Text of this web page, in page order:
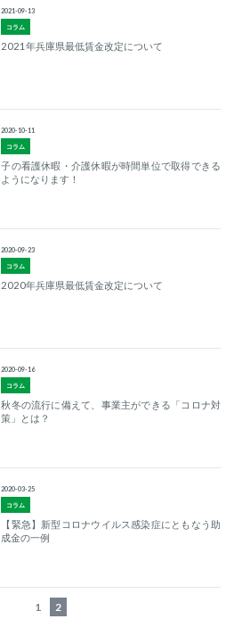
コラム
2021-09-13
2021年兵庫県最低賃金改定について
コラム
2020-10-11
子の看護休暇・介護休暇が時間単位で取得できる
ようになります！
コラム
2020-09-23
2020年兵庫県最低賃金改定について
コラム
2020-09-16
秋冬の流行に備えて、事業主ができる「コロナ対
策」とは？
コラム
2020-03-25
【緊急】新型コロナウイルス感染症にともなう助
成金の一例
1 2